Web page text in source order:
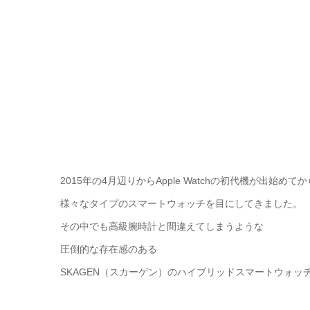
2015年の4月辺りからApple Watchの初代機が出始めてか
様々なタイプのスマートウォッチを目にしてきました。
その中でも高級腕時計と間違えてしまうような
圧倒的な存在感のある
SKAGEN（スカーゲン）のハイブリッドスマートウォ